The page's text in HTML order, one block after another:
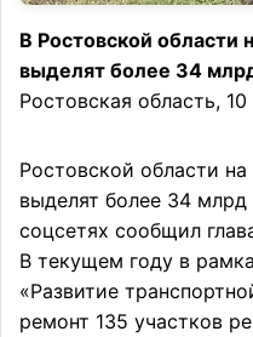
В Ростовской области
выделят более 34
Ростовская область,
Ростовской области
выделят более 34
соцсетях сообщил
В текущем году в
«Развитие
ремонт 135 участков